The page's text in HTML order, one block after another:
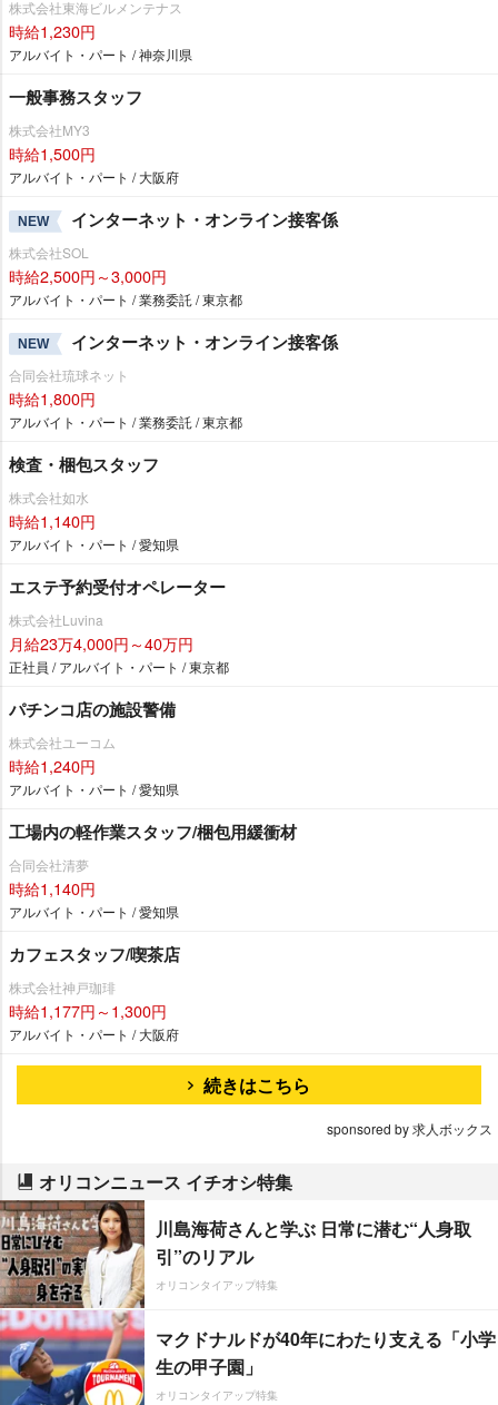
株式会社東海ビルメンテナス
時給1,230円
アルバイト・パート / 神奈川県
一般事務スタッフ
株式会社MY3
時給1,500円
アルバイト・パート / 大阪府
NEW インターネット・オンライン接客係
株式会社SOL
時給2,500円～3,000円
アルバイト・パート / 業務委託 / 東京都
NEW インターネット・オンライン接客係
合同会社琉球ネット
時給1,800円
アルバイト・パート / 業務委託 / 東京都
検査・梱包スタッフ
株式会社如水
時給1,140円
アルバイト・パート / 愛知県
エステ予約受付オペレーター
株式会社Luvina
月給23万4,000円～40万円
正社員 / アルバイト・パート / 東京都
パチンコ店の施設警備
株式会社ユーコム
時給1,240円
アルバイト・パート / 愛知県
工場内の軽作業スタッフ/梱包用緩衝材
合同会社清夢
時給1,140円
アルバイト・パート / 愛知県
カフェスタッフ/喫茶店
株式会社神戸珈琲
時給1,177円～1,300円
アルバイト・パート / 大阪府
続きはこちら
sponsored by 求人ボックス
オリコンニュース イチオシ特集
川島海荷さんと学ぶ 日常に潜む“人身取
引”のリアル
オリコンタイアップ特集
マクドナルドが40年にわたり支える「小学
生の甲子園」
オリコンタイアップ特集